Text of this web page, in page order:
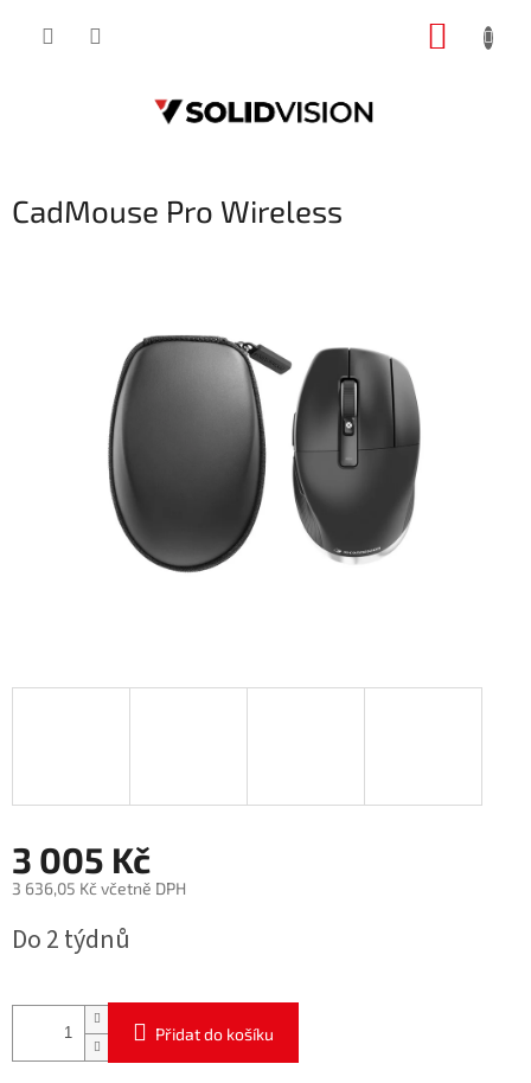
CadMouse Pro Wireless
3 005 Kč
3 636,05 Kč včetně DPH
cena:
Do 2 týdnů
Přidat do košíku